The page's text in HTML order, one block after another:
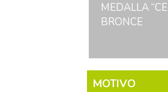
MEDALLA
BRONCE
MOTIVO